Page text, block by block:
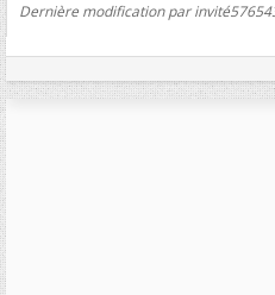
Dernière modification par